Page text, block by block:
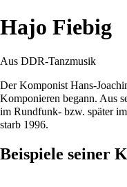
Hajo Fiebig
Aus DDR-Tanzmusik
Der Komponist Hans-
Komponieren begann. Aus
im Rundfunk- bzw. später
starb 1996.
Beispiele seiner